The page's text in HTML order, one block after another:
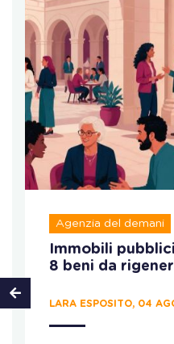
Agenzia del demani
Immobili
8 beni da
LARA ESPOSITO, 04